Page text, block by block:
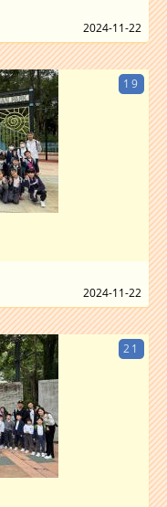
2024-11-22
19
2024-11-22
21